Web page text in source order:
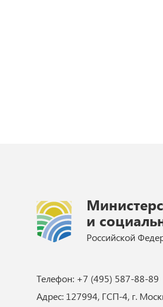
и
Российской
Телефон: +7 (495) 587-88-89
Адрес: 127994, ГСП-4, г.